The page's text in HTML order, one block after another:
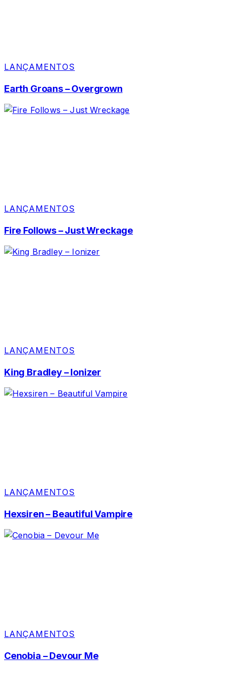
LANÇAMENTOS
Earth Groans – Overgrown
LANÇAMENTOS
Fire Follows – Just Wreckage
LANÇAMENTOS
King Bradley – Ionizer
LANÇAMENTOS
Hexsiren – Beautiful Vampire
LANÇAMENTOS
Cenobia – Devour Me